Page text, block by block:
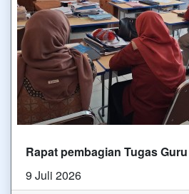
Rapat pembagian Tugas
9 Juli 2026